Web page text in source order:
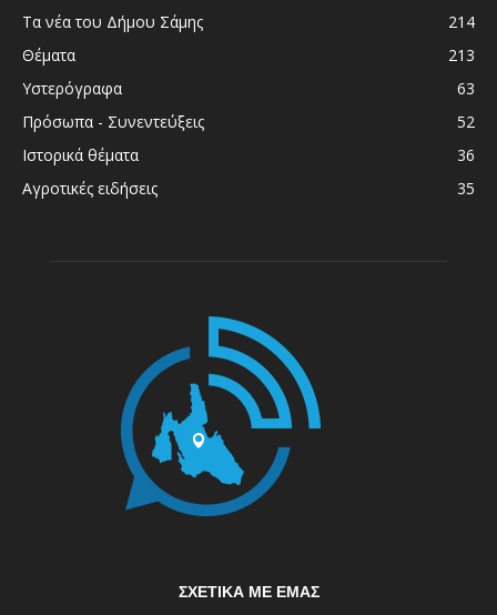
Τα νέα του Δήμου Σάμης
214
Θέματα
213
Υστερόγραφα
63
Πρόσωπα - Συνεντεύξεις
52
Ιστορικά θέματα
36
Αγροτικές ειδήσεις
35
ΣΧΕΤΙΚΆ ΜΕ ΕΜΆΣ